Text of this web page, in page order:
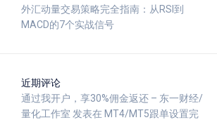
外汇动量交易策略完全指南：从RSI到
MACD的7个实战信号
近期评论
通过我开户，享30%佣金返还 – 东一财经/
量化工作室 发表在 MT4/MT5跟单设置完